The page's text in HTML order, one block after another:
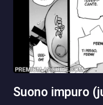
suono impuro